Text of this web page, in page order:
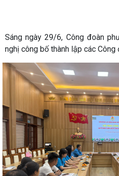
Sáng ngày 29/6, Công đoàn
nghị công bố thành lập các